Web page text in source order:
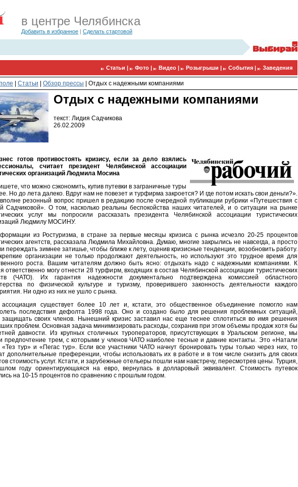
в центре Челябинска
Добавить в избранное | Сделать стартовой
Статьи | Фото | Видео | Розыгрыши | События | Заведения
Статьи Обзор прессы Отдых с надежными компаниями
Отдых с надежными компаниями
текст: Лидия Садчикова
26.02.2009
готов противостоять кризису, если за дело взялись
считает президент Челябинской ассоциации
организаций Людмила Мосина
что можно сэкономить, купив путевки в заграничные туры
Но до лета далеко. Вдруг нам не повезет и турфирма закроется? И где потом искать свои деньги?».
резонный вопрос пришел в редакцию после очередной публикации рубрики «Путешествия с
Садчиковой». О том, насколько реальны беспокойства наших читателей, и о ситуации на рынке
услуг мы попросили рассказать президента Челябинской ассоциации туристических
Людмилу МОСИНУ.
из Ростуризма, в стране за первые месяцы кризиса с рынка исчезло 20-25 процентов
агентств, рассказала Людмила Михайловна. Думаю, многие закрылись не навсегда, а просто
переждать зимнее затишье, чтобы ближе к лету, оценив кризисные тенденции, возобновить работу.
организации не только продолжают деятельность, но используют это трудное время для
роста. Вашим читателям должно быть ясно: отдыхать надо с надежными компаниями. К
ответственно могу отнести 28 турфирм, входящих в состав Челябинской ассоциации туристических
(ЧАТО). Их гарантия надежности документально подтверждена комиссией областного
по физической культуре и туризму, проверившего законность деятельности каждого
Ни одно из них не ушло с рынка.
существует более 10 лет и, кстати, это общественное объединение помогло нам
последствия дефолта 1998 года. Оно и создано было для решения проблемных ситуаций,
защищать своих членов. Нынешний кризис заставил нас еще теснее сплотиться во имя решения
проблем. Основная задача минимизировать расходы, сохранив при этом объемы продаж хотя бы
давности. Из крупных столичных туроператоров, присутствующих в Уральском регионе, мы
предпочтение трем, с которыми у членов ЧАТО наиболее тесные и давние контакты. Это «Натали
«Тез тур» и «Пегас тур». Если все участники ЧАТО начнут бронировать туры только через них, то
дополнительные преференции, чтобы использовать их в работе и в том числе снизить для своих
стоимость услуг. Кстати, и зарубежные отельеры пошли нам навстречу, пересмотрев цены. Турция,
году ориентирующаяся на евро, вернулась в долларовый эквивалент. Стоимость путевок
на 10-15 процентов по сравнению с прошлым годом.